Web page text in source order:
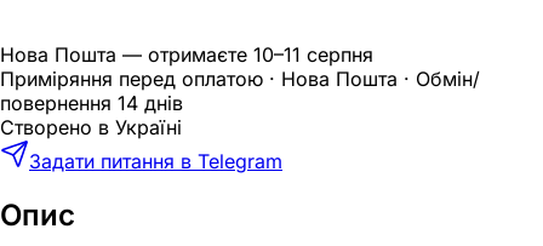
Нова Пошта — отримаєте 10–11 серпня
Приміряння перед оплатою · Нова Пошта · Обмін/
повернення 14 днів
Створено в Україні
Задати питання в Telegram
Опис